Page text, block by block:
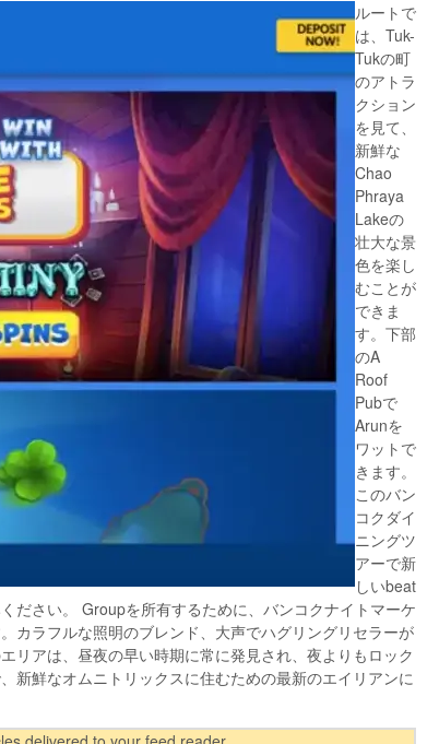
ルートで
は、Tuk-
Tukの町
のアトラ
クション
を見て、
新鮮な
Chao
Phraya
Lakeの
壮大な景
色を楽し
むことが
できま
す。下部
のA
Roof
Pubで
Arunを
ワットで
きます。
このバン
コクダイ
ニングツ
アーで新
しいbeat
ださい。 Groupを所有するために、バンコクナイトマーケ
カラフルな照明のブレンド、大声でハグリングリセラーが
リアは、昼夜の早い時期に常に発見され、夜よりもロック
新鮮なオムニトリックスに住むための最新のエイリアンに